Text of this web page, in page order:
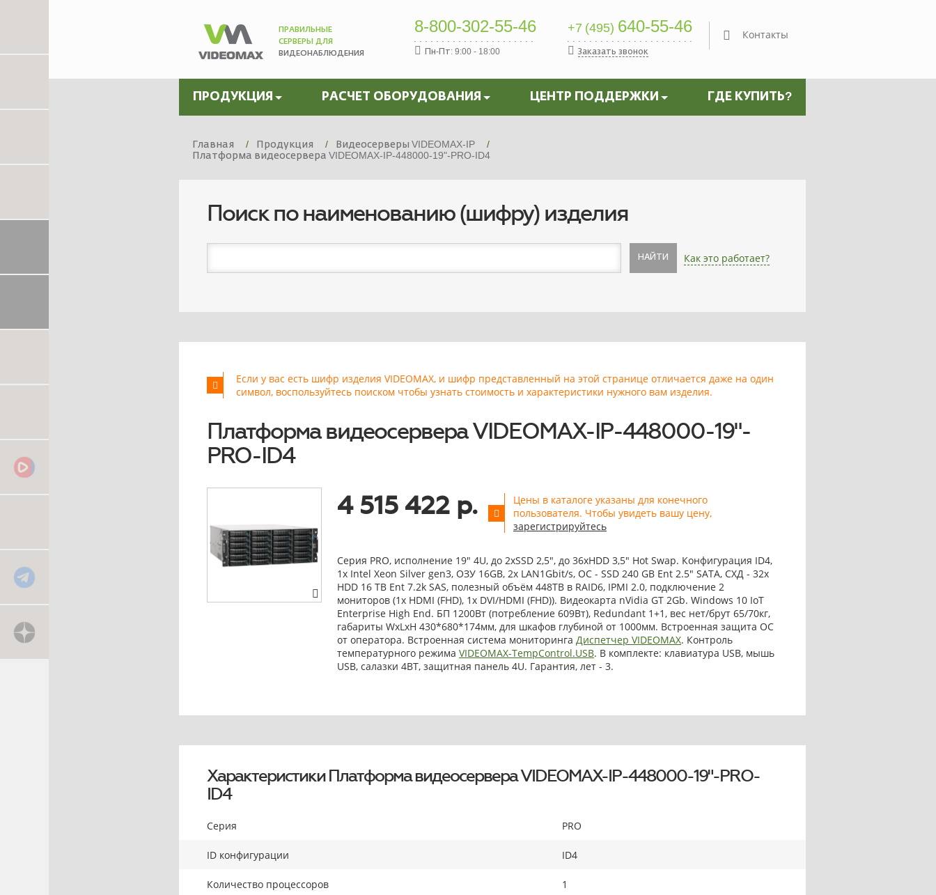
ПРАВИЛЬНЫЕ
СЕРВЕРЫ ДЛЯ
ВИДЕОНАБЛЮДЕНИЯ
8-800-302-55-46
Пн-Пт: 9:00 - 18:00
+7 (495) 640-55-46
Заказать звонок
Контакты
ПРОДУКЦИЯ РАСЧЕТ ОБОРУДОВАНИЯ ЦЕНТР ПОДДЕРЖКИ ГДЕ КУПИТЬ?
Главная Продукция
Видеосерверы VIDEOMAX-IP
Платформа видеосервера VIDEOMAX-IP-448000-19"-PRO-ID4
Поиск по наименованию (шифру) изделия
НАЙТИ Как это работает?
Если у вас есть шифр изделия VIDEOMAX, и шифр представленный на этой странице отличается даже на один
символ, воспользуйтесь поиском чтобы узнать стоимость и характеристики нужного вам изделия.
Платформа видеосервера VIDEOMAX-IP-448000-19"-
PRO-ID4
4 515 422 р.
Цены в каталоге указаны для конечного
пользователя. Чтобы увидеть вашу цену,
зарегистрируйтесь
Серия PRO, исполнение 19" 4U, до 2xSSD 2,5", до 36xHDD 3,5" Hot Swap. Конфигурация ID4,
1x Intel Xeon Silver gen3, ОЗУ 16GB, 2x LAN1Gbit/s, OС - SSD 240 GB Ent 2.5" SATA, СХД - 32x
HDD 16 TB Ent 7.2k SAS, полезный объём 448TB в RAID6, IPMI 2.0, подключение 2
мониторов (1x HDMI (FHD), 1x DVI/HDMI (FHD)). Видеокарта nVidia GT 2Gb. Windows 10 IoT
Enterprise High End. БП 1200Вт (потребление 609Вт), Redundant 1+1, вес нет/брут 65/70кг,
габариты WxLxH 430*680*174мм, для шкафов глубиной от 1000мм. Встроенная защита ОС
от оператора. Встроенная система мониторинга Диспетчер VIDEOMAX. Контроль
температурного режима VIDEOMAX-TempControl.USB. В комплекте: клавиатура USB, мышь
USB, салазки 4BT, защитная панель 4U. Гарантия, лет - 3.
Характеристики Платформа видеосервера VIDEOMAX-IP-448000-19"-PRO-
ID4
Серия PRO
ID конфигурации ID4
Количество процессоров 1